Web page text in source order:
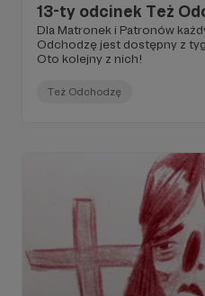
13-ty odcinek Też
Dla Matronek i Patronów
Odchodzę jest dostępny z
Oto kolejny z nich!
Też Odchodzę